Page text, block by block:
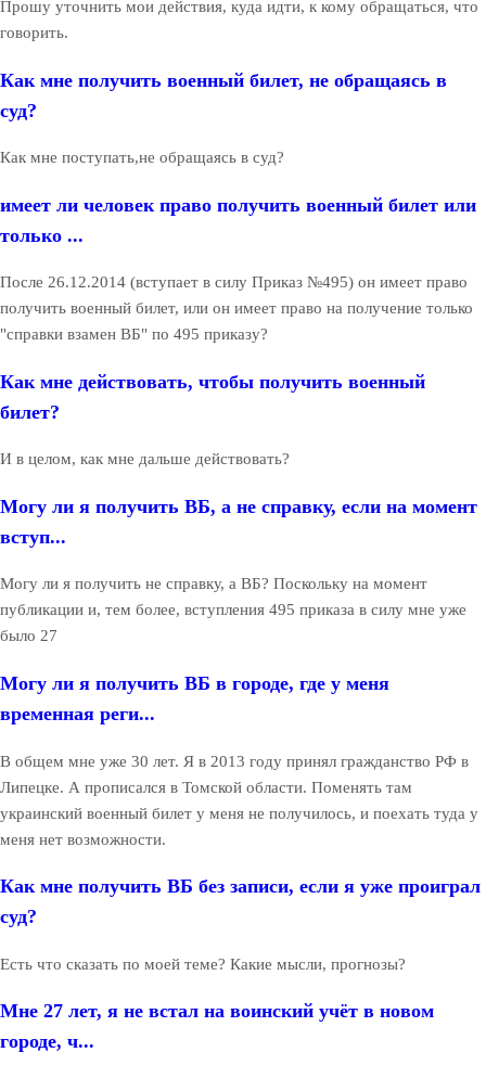
Прошу уточнить мои действия, куда идти, к кому обращаться, что
говорить.
Как мне получить военный билет, не обращаясь в
суд?
Как мне поступать,не обращаясь в суд?
имеет ли человек право получить военный билет или
только ...
После 26.12.2014 (вступает в силу Приказ №495) он имеет право
получить военный билет, или он имеет право на получение только
"справки взамен ВБ" по 495 приказу?
Как мне действовать, чтобы получить военный
билет?
И в целом, как мне дальше действовать?
Могу ли я получить ВБ, а не справку, если на момент
вступ...
Могу ли я получить не справку, а ВБ? Поскольку на момент
публикации и, тем более, вступления 495 приказа в силу мне уже
было 27
Могу ли я получить ВБ в городе, где у меня
временная реги...
В общем мне уже 30 лет. Я в 2013 году принял гражданство РФ в
Липецке. А прописался в Томской области. Поменять там
украинский военный билет у меня не получилось, и поехать туда у
меня нет возможности.
Как мне получить ВБ без записи, если я уже проиграл
суд?
Есть что сказать по моей теме? Какие мысли, прогнозы?
Мне 27 лет, я не встал на воинский учёт в новом
городе, ч...